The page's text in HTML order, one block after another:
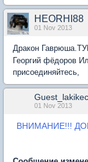
HEORHI88
01 Nov 2013
Дракон
Георгий фёдоров
присоединяйтесь,
01 Nov 2013
ВНИМАНИЕ!!!